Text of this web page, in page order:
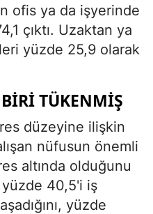
ofis ya da işyerinde
çıktı. Uzaktan ya
yüzde 25,9 olarak
TÜKENMIŞ
düzeyine ilişkin
nüfusun önemli
altında olduğunu
yüzde 40,5'i iş
yüzde